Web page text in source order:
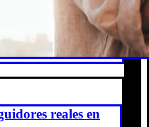
reales en